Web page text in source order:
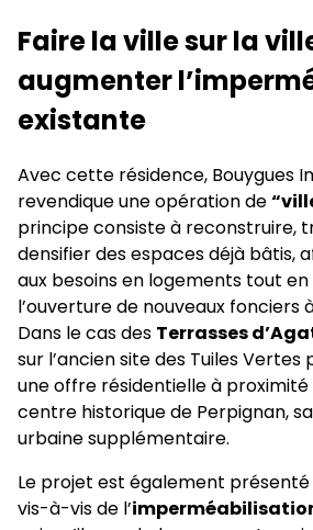
Faire la ville sur la
augmenter
existante
Avec cette résidence, Bouygues
revendique une opération de
principe consiste à reconstruire,
densifier des espaces déjà bâtis,
aux besoins en logements tout
l’ouverture de nouveaux fonciers
Dans le cas des Terrasses
sur l’ancien site des Tuiles
une offre résidentielle à
centre historique de Perpignan,
urbaine supplémentaire.
Le projet est également
vis-à-vis de l’